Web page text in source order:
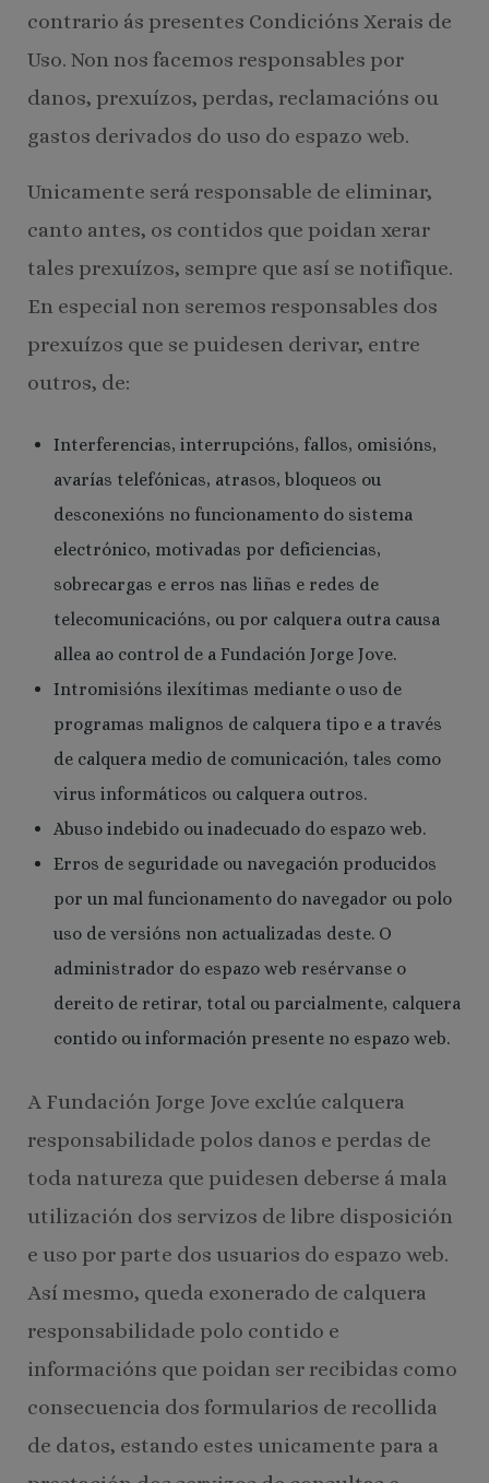
contrario ás presentes Condicións Xerais de
Uso. Non nos facemos responsables por
danos, prexuízos, perdas, reclamacións ou
gastos derivados do uso do espazo web.
Unicamente será responsable de eliminar,
canto antes, os contidos que poidan xerar
tales prexuízos, sempre que así se notifique.
En especial non seremos responsables dos
prexuízos que se puidesen derivar, entre
outros, de:
Interferencias, interrupcións, fallos, omisións,
avarías telefónicas, atrasos, bloqueos ou
desconexións no funcionamento do sistema
electrónico, motivadas por deficiencias,
sobrecargas e erros nas liñas e redes de
telecomunicacións, ou por calquera outra causa
allea ao control de a Fundación Jorge Jove.
Intromisións ilexítimas mediante o uso de
programas malignos de calquera tipo e a través
de calquera medio de comunicación, tales como
virus informáticos ou calquera outros.
Abuso indebido ou inadecuado do espazo web.
Erros de seguridade ou navegación producidos
por un mal funcionamento do navegador ou polo
uso de versións non actualizadas deste. O
administrador do espazo web resérvanse o
dereito de retirar, total ou parcialmente, calquera
contido ou información presente no espazo web.
A Fundación Jorge Jove exclúe calquera
responsabilidade polos danos e perdas de
toda natureza que puidesen deberse á mala
utilización dos servizos de libre disposición
e uso por parte dos usuarios do espazo web.
Así mesmo, queda exonerado de calquera
responsabilidade polo contido e
informacións que poidan ser recibidas como
consecuencia dos formularios de recollida
de datos, estando estes unicamente para a